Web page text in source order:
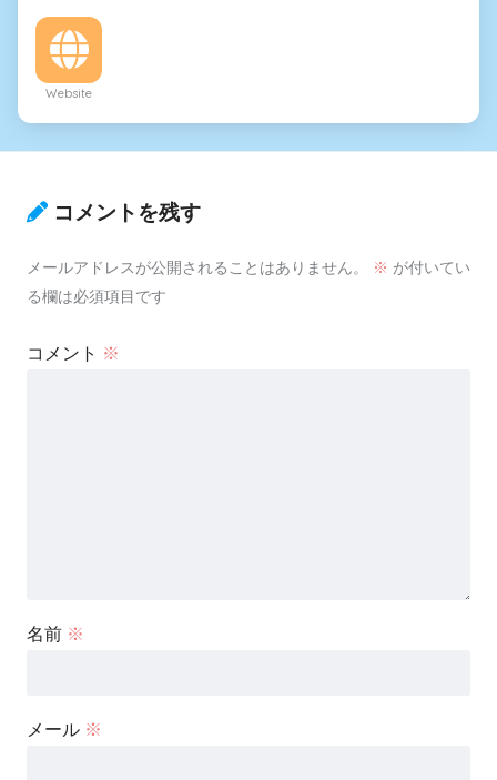
Website
コメントを残す
メールアドレスが公開されることはありません。 ※ が付いてい
る欄は必須項目です
コメント ※
名前 ※
メール ※